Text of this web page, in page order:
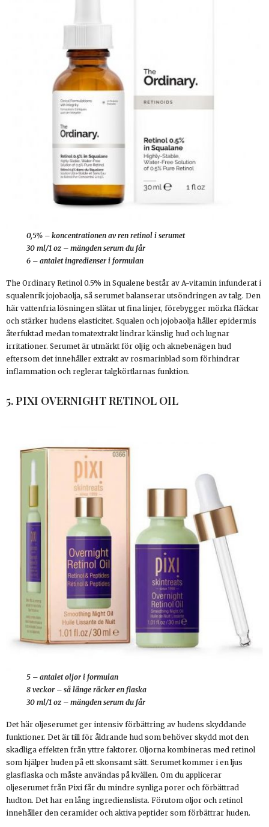
0,5% – koncentrationen av ren retinol i serumet
30 ml/1 oz – mängden serum du får
6 – antalet ingredienser i formulan
The Ordinary Retinol 0.5% in Squalene består av A-vitamin infunderat i
squalenrik jojobaolja, så serumet balanserar utsöndringen av talg. Den
här vattenfria lösningen slätar ut fina linjer, förebygger mörka fläckar
och stärker hudens elasticitet. Squalen och jojobaolja håller epidermis
återfuktad medan tomatextrakt lindrar känslig hud och lugnar
irritationer. Serumet är utmärkt för oljig och aknebenägen hud
eftersom det innehåller extrakt av rosmarinblad som förhindrar
inflammation och reglerar talgkörtlarnas funktion.
5. PIXI OVERNIGHT RETINOL OIL
5 – antalet oljor i formulan
8 veckor – så länge räcker en flaska
30 ml/1 oz – mängden serum du får
Det här oljeserumet ger intensiv förbättring av hudens skyddande
funktioner. Det är till för åldrande hud som behöver skydd mot den
skadliga effekten från yttre faktorer. Oljorna kombineras med retinol
som hjälper huden på ett skonsamt sätt. Serumet kommer i en ljus
glasflaska och måste användas på kvällen. Om du applicerar
oljeserumet från Pixi får du mindre synliga porer och förbättrad
hudton. Det har en lång ingredienslista. Förutom oljor och retinol
innehåller den ceramider och aktiva peptider som förbättrar huden.